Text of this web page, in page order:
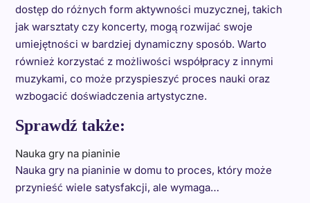
dostęp do różnych form aktywności muzycznej, takich
jak warsztaty czy koncerty, mogą rozwijać swoje
umiejętności w bardziej dynamiczny sposób. Warto
również korzystać z możliwości współpracy z innymi
muzykami, co może przyspieszyć proces nauki oraz
wzbogacić doświadczenia artystyczne.
Sprawdź także:
Nauka gry na pianinie
Nauka gry na pianinie w domu to proces, który może
przynieść wiele satysfakcji, ale wymaga…